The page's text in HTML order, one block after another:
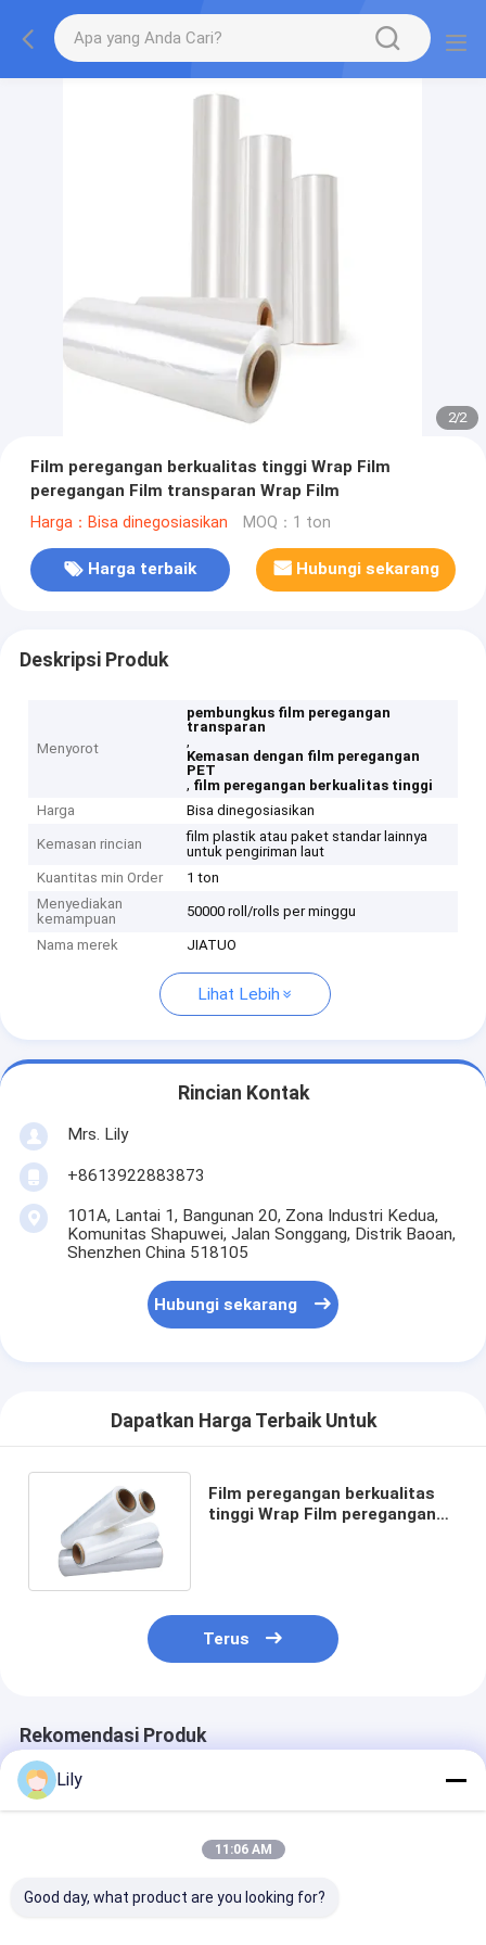
2/2
Film peregangan berkualitas tinggi Wrap Film
peregangan Film transparan Wrap Film
Harga：Bisa dinegosiasikan MOQ：1 ton
Harga terbaik Hubungi sekarang
Deskripsi Produk
Menyorot
pembungkus film peregangan
transparan
,
Kemasan dengan film peregangan
PET
, film peregangan berkualitas tinggi
Harga
Bisa dinegosiasikan
Kemasan rincian
film plastik atau paket standar lainnya
untuk pengiriman laut
Kuantitas min Order
1 ton
Menyediakan
kemampuan
50000 roll/rolls per minggu
Nama merek JIATUO
Lihat Lebih
Rincian Kontak
Mrs. Lily
+8613922883873
101A, Lantai 1, Bangunan 20, Zona Industri Kedua,
Komunitas Shapuwei, Jalan Songgang, Distrik Baoan,
Shenzhen China 518105
Hubungi sekarang
Dapatkan Harga Terbaik Untuk
Film peregangan berkualitas
tinggi Wrap Film peregangan
Terus
Rekomendasi Produk
Lily
11:06 AM
Good day, what product are you looking for?